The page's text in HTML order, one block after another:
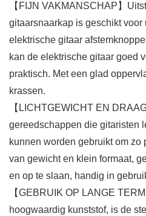
【FIJN VAKMANSCHAP】
gitaarsnaarkap is geschikt
elektrische gitaar
kan de elektrische gitaar goed
praktisch. Met een glad
krassen.
【LICHTGEWICHT EN
gereedschappen die gitaristen
kunnen worden gebruikt om zo
van gewicht en klein formaat,
en op te slaan, handig in
【GEBRUIK OP LANGE
hoogwaardig kunststof, is de